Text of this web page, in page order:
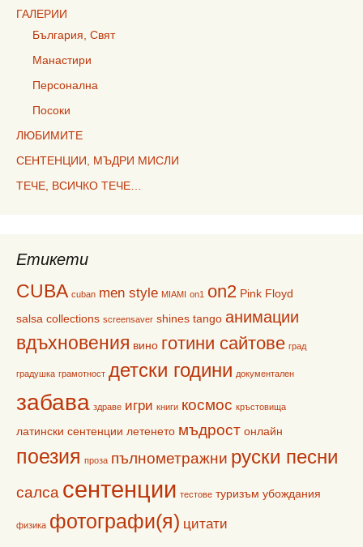
ГАЛЕРИИ
България, Свят
Манастири
Персонална
Посоки
ЛЮБИМИТЕ
СЕНТЕНЦИИ, МЪДРИ МИСЛИ
ТЕЧЕ, ВСИЧКО ТЕЧЕ…
Етикети
CUBA cuban men style MIAMI on1 on2 Pink Floyd
salsa collections screensaver shines tango анимации
вдъхновения вино готини сайтове град
градушка грамотност детски години документален
забава здраве игри книги космос кръстовища
латински сентенции летенето мъдрост онлайн
поезия проза пълнометражни руски песни
салса сентенции тестове туризъм убождания
физика фотографи(я) цитати